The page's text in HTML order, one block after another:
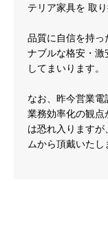
テリア家具を 取
品質に自信を持っ
ナブルな格安・激
してまいります。
なお、昨今営業電
業務効率化の観点
は恐れ入ります
ムから頂戴いたし